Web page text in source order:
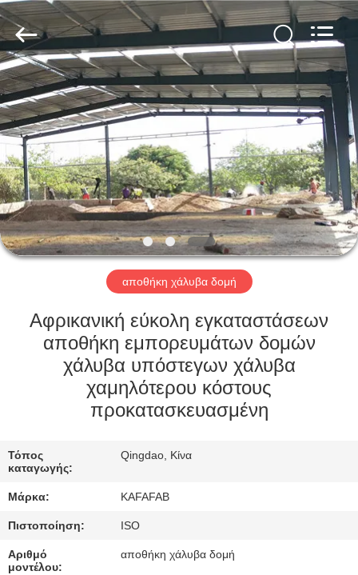
ΑΡΧΙΚΉ
ΠΡΟΪΌΝΤΑ
ΒΊΝΤΕΟ
ΕΚΠΟΜΠΉ
VR
ΣΧΕΤΙΚΆ
ΕΜΆΣ
ΞΕΝΆΓΗΣΗ
ΕΡΓΟΣΤΆΣΙΟ
ΈΛΕΓΧΟΣ
ΠΟΙΌΤΗΤΑΣ
KaFa
Fabrication
Co.,
Ltd..
All
Rights
Reserved.
αποθήκη χάλυβα δομή
Αφρικανική εύκολη εγκαταστάσεων
αποθήκη εμπορευμάτων δομών
χάλυβα υπόστεγων χάλυβα
χαμηλότερου κόστους
προκατασκευασμένη
Τόπος
καταγωγής:
Qingdao, Κίνα
Μάρκα: KAFAFAB
Πιστοποίηση: ISO
Αριθμό
μοντέλου:
αποθήκη χάλυβα δομή